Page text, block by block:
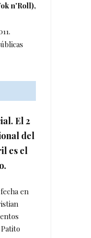
n'Roll),
El 2
del
es el
en